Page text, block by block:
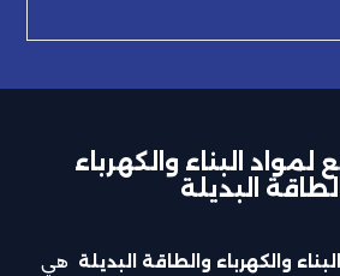
لمواد البناء والكهرباء
البديلة
والكهرباء والطاقة البديلة
هي